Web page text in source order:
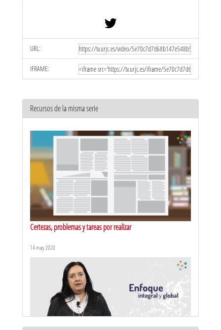
URL:
IFRAME:
Recursos de la misma serie
Certezas, problemas y tareas por realizar
14 may 2020